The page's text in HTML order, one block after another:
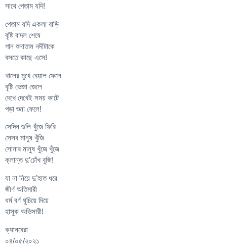
সাথে পেতাম যদি!
পেতাম যদি একলা বাড়ি
বৃষ্টি বাদল শেষে
গান শুনাতাম নদীটাকে
বসতে কাছে এসে!
খালের মুখে বেয়াল ফেলে
বৃষ্টি ভেজা জেলে
দেখে দেখেই সময় কাটে
পড়া শুনা ফেলে!
সেদিন গুলি খুঁজে ফিরি
সেসব মানুষ খুঁজি
সোনার মানুষ খুঁজে খুঁজে
ক্লান্ত দু’চোঁখ বুজি!
যা না নিয়ে দু’হাত ধরে
জীর্ণ অতিমারী
ধর্ম বর্ণ ঘুচিয়ে দিয়ে
হাসুক অভিসারী!
ক্যানবেরা
০৪/০৫/২০২১